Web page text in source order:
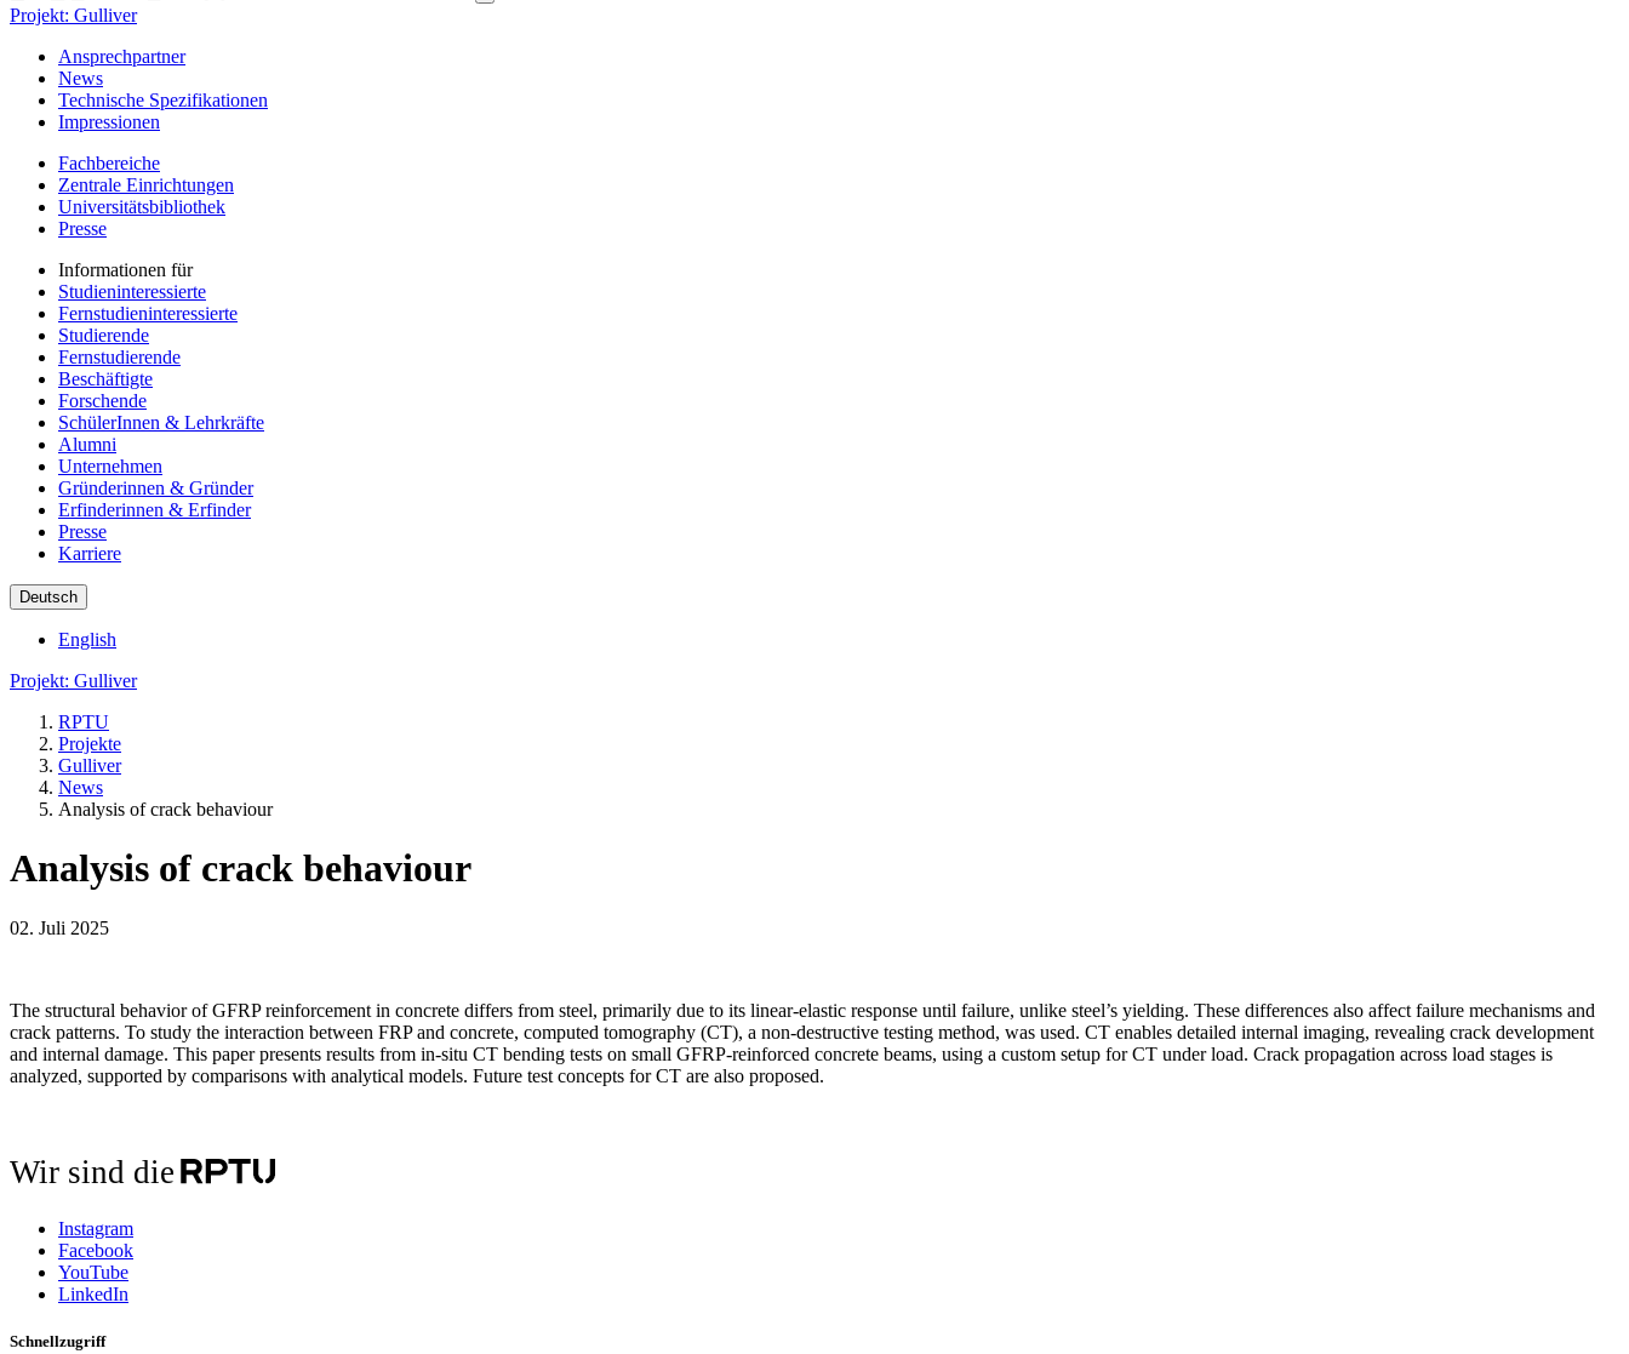
Projekt: Gulliver
Ansprechpartner
News
Technische Spezifikationen
Impressionen
Fachbereiche
Zentrale Einrichtungen
Universitätsbibliothek
Presse
Informationen für
Studieninteressierte
Fernstudieninteressierte
Studierende
Fernstudierende
Beschäftigte
Forschende
SchülerInnen & Lehrkräfte
Alumni
Unternehmen
Gründerinnen & Gründer
Erfinderinnen & Erfinder
Presse
Karriere
Deutsch
English
Projekt: Gulliver
RPTU
Projekte
Gulliver
News
Analysis of crack behaviour
Analysis of crack behaviour
02. Juli 2025
The structural behavior of GFRP reinforcement in concrete differs from steel, primarily due to its linear-elastic response until failure, unlike steel’s yielding. These differences also affect failure mechanisms and
crack patterns. To study the interaction between FRP and concrete, computed tomography (CT), a non-destructive testing method, was used. CT enables detailed internal imaging, revealing crack development
and internal damage. This paper presents results from in-situ CT bending tests on small GFRP-reinforced concrete beams, using a custom setup for CT under load. Crack propagation across load stages is
analyzed, supported by comparisons with analytical models. Future test concepts for CT are also proposed.
Wir sind die
Instagram
Facebook
YouTube
LinkedIn
Schnellzugriff